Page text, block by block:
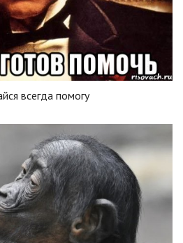
всегда помогу